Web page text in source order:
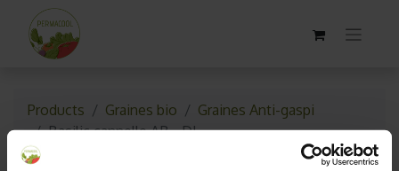
Products Graines bio
Graines Anti-gaspi
Basilic cannelle AB - DL